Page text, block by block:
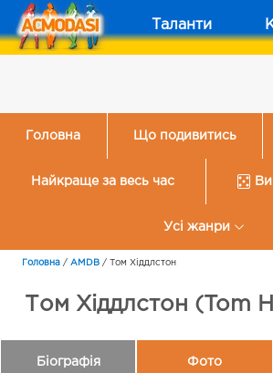
Таланти
Головна Що подивитись
Найкраще за весь час
Усі жанри
Головна / AMDB / Том Хіддлстон
Том Хіддлстон (Tom
Біографія Фото